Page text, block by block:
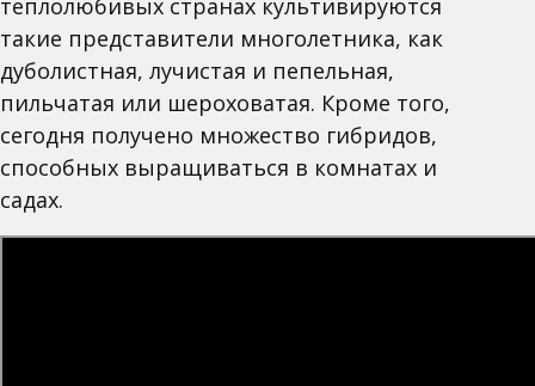
теплолюбивых странах культивируются
такие представители многолетника, как
дуболистная, лучистая и пепельная,
пильчатая или шероховатая. Кроме того,
сегодня получено множество гибридов,
способных выращиваться в комнатах и
садах.